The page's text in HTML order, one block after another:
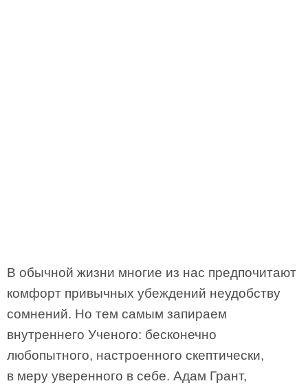
В обычной жизни многие из нас предпочитают
комфорт привычных убеждений неудобству
сомнений. Но тем самым запираем
внутреннего Ученого: бесконечно
любопытного, настроенного скептически,
в меру уверенного в себе. Адам Грант,